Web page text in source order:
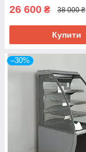
26 600 ₴ 38 000 ₴
Купити
–30%